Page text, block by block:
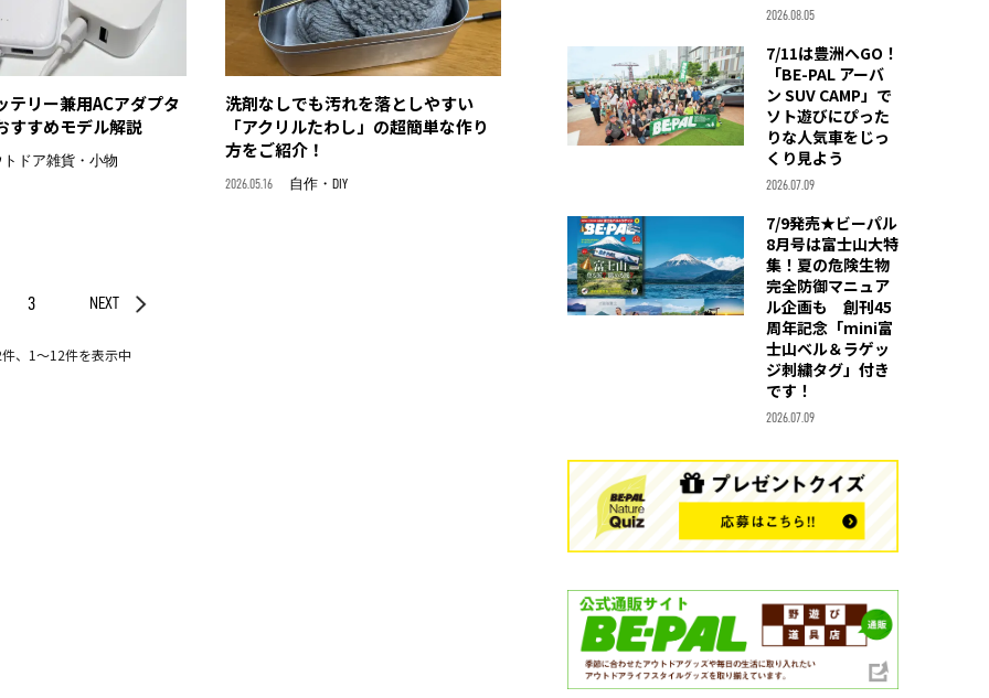
テリー兼用ACアダプタ
すすめモデル解説
トドア雑貨・小物
洗剤なしでも汚れを落としやすい
「アクリルたわし」の超簡単な作り
方をご紹介！
2026.05.16 自作・DIY
3 NEXT
、1〜12件を表示中
2026.08.05
7/11は豊洲へGO！
「BE-PAL アーバ
ン SUV CAMP」で
ソト遊びにぴった
りな人気車をじっ
くり見よう
2026.07.09
7/9発売★ビーパル
8月号は富士山大特
集！夏の危険生物
完全防御マニュア
ル企画も 創刊45
周年記念「mini富
士山ベル＆ラゲッ
ジ刺繍タグ」付き
です！
2026.07.09